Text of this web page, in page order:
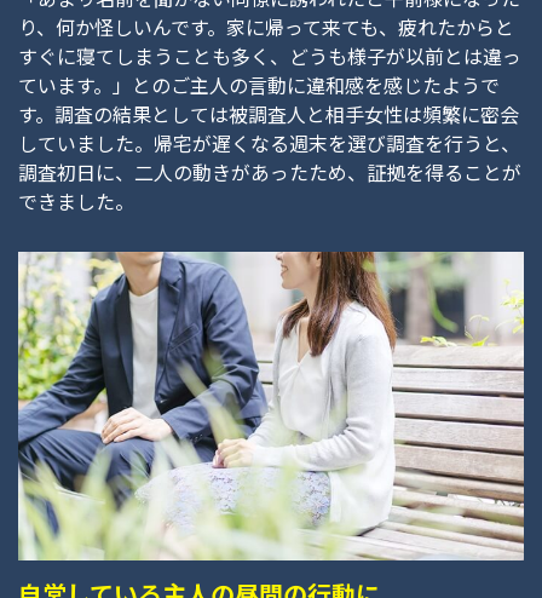
り、何か怪しいんです。家に帰って来ても、疲れたからと
すぐに寝てしまうことも多く、どうも様子が以前とは違っ
ています。」とのご主人の言動に違和感を感じたようで
す。調査の結果としては被調査人と相手女性は頻繁に密会
していました。帰宅が遅くなる週末を選び調査を行うと、
調査初日に、二人の動きがあったため、証拠を得ることが
できました。